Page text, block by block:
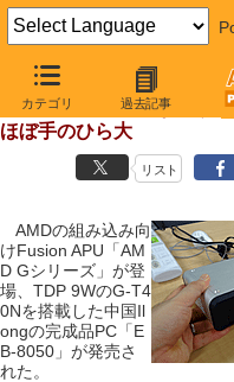
カテゴリ 過去記事
【 2011年9月14日 】
9W版FusionのPCが登場
ほぼ手のひら大
リスト
AMDの組み込み向
けFusion APU「AM
D Gシリーズ」が登
場、TDP 9WのG-T4
0Nを搭載した中国Il
ongの完成品PC「E
B-8050」が発売さ
れた。